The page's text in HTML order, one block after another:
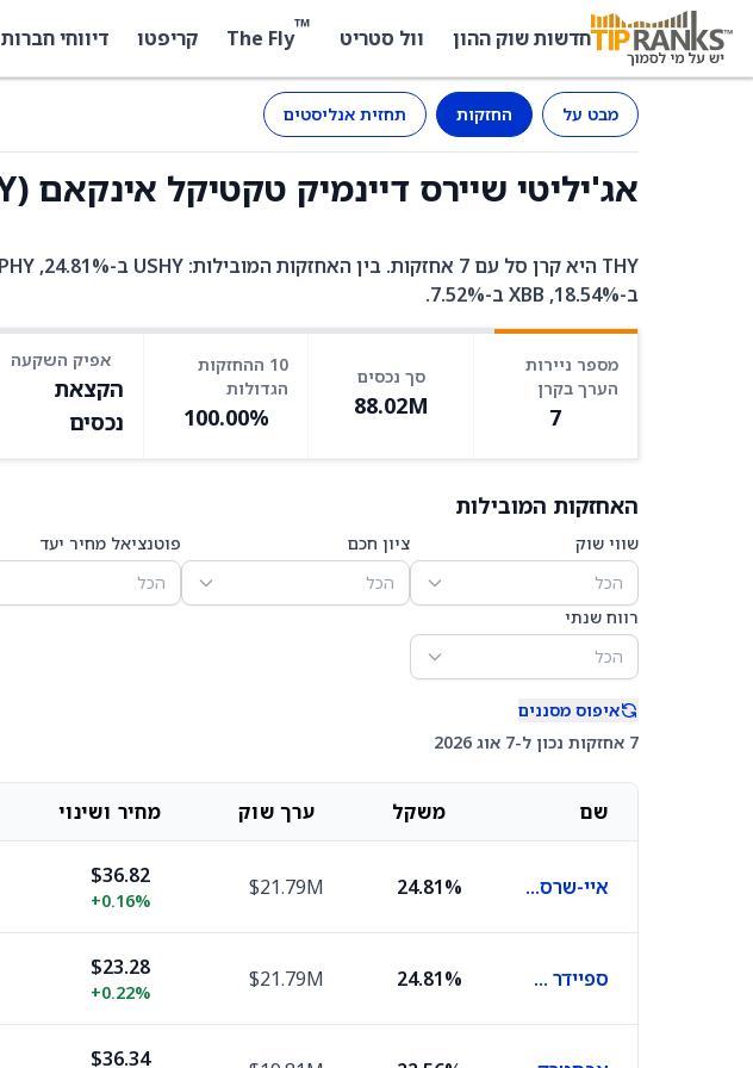
חדשות שוק ההון וול סטריט ™
The Fly קריפטו דיווחי חברות
מבט על החזקות תחזית אנליסטים
אג'יליטי שיירס דיינמיק טקטיקל אינקאם (THY) - החזקות
ב-18.54%, XBB ב-7.52%.
מספר ניירות
הערך בקרן
7
סך נכסים
88.02M
10 ההחזקות
הגדולות
100.00%
אפיק השקעה
הקצאת
נכסים
האחזקות המובילות
שווי שוק
הכל
ציון חכם
הכל
פוטנציאל מחיר יעד
הכל
רווח שנתי
הכל
איפוס מסננים
7 אחזקות נכון ל-7 אוג 2026
שם משקל ערך שוק מחיר ושינוי
איי-שרס ברוד יו אס די היי יילד קורפט בונד 24.81%
$21.79M
$36.82
+0.16%
ספיידר פורטפוליו היי יילד בונד 24.81%
$21.79M
$23.28
+0.22%
$36.34